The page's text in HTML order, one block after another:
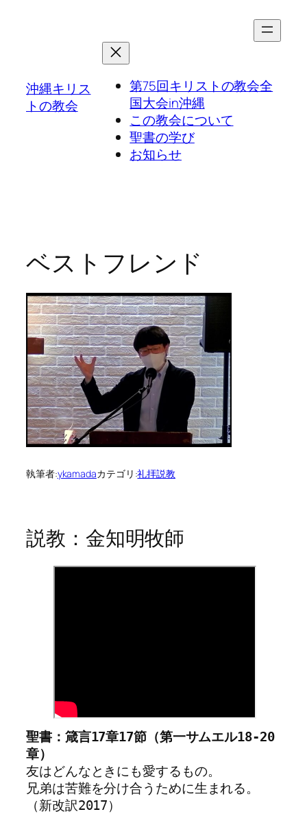
沖縄キリス
トの教会
第75回キリストの教会全
国大会in沖縄
この教会について
聖書の学び
お知らせ
ベストフレンド
執筆者:ykamadaカテゴリ:礼拝説教
説教：金知明牧師
聖書：箴言17章17節（第一サムエル18-20
章）
友はどんなときにも愛するもの。
兄弟は苦難を分け合うために生まれる。
（新改訳2017）